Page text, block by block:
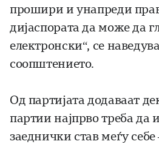
прошири и унапреди
дијаспората да може да
електронски“, се
соопштението.
Од партијата додаваат
партии најпрво треба да
заеднички став меѓу себе